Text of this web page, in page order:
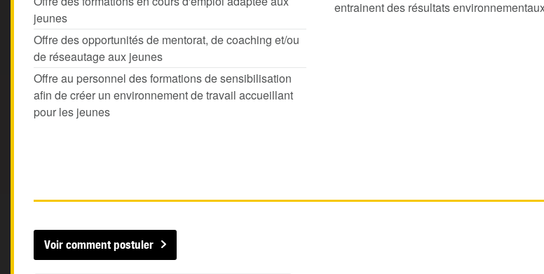
entrainent des résultats
jeunes
Offre des opportunités de mentorat, de coaching et/ou
de réseautage aux jeunes
Offre au personnel des formations de sensibilisation
afin de créer un environnement de travail accueillant
pour les jeunes
Voir comment postuler